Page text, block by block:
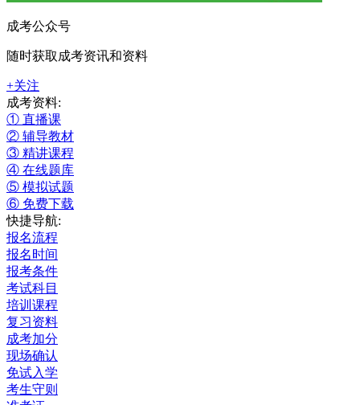
成考公众号
随时获取成考资讯和资料
+关注
成考资料:
① 直播课
② 辅导教材
③ 精讲课程
④ 在线题库
⑤ 模拟试题
⑥ 免费下载
快捷导航:
报名流程
报名时间
报考条件
考试科目
培训课程
复习资料
成考加分
现场确认
免试入学
考生守则